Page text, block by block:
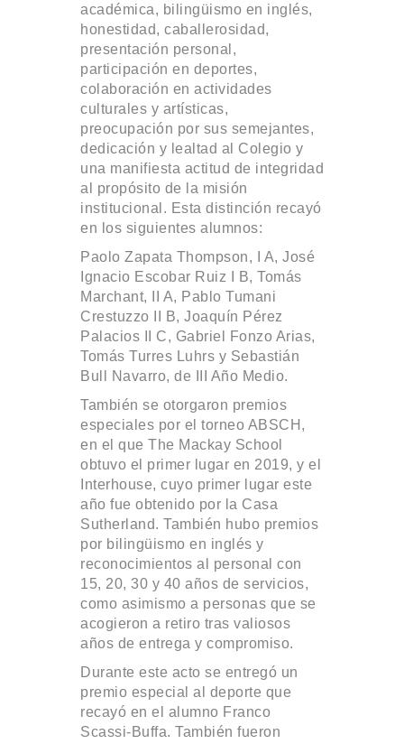
académica, bilingüismo en inglés,
honestidad, caballerosidad,
presentación personal,
participación en deportes,
colaboración en actividades
culturales y artísticas,
preocupación por sus semejantes,
dedicación y lealtad al Colegio y
una manifiesta actitud de integridad
al propósito de la misión
institucional. Esta distinción recayó
en los siguientes alumnos:
Paolo Zapata Thompson, I A, José
Ignacio Escobar Ruiz I B, Tomás
Marchant, II A, Pablo Tumani
Crestuzzo II B, Joaquín Pérez
Palacios II C, Gabriel Fonzo Arias,
Tomás Turres Luhrs y Sebastián
Bull Navarro, de III Año Medio.
También se otorgaron premios
especiales por el torneo ABSCH,
en el que The Mackay School
obtuvo el primer lugar en 2019, y el
Interhouse, cuyo primer lugar este
año fue obtenido por la Casa
Sutherland. También hubo premios
por bilingüismo en inglés y
reconocimientos al personal con
15, 20, 30 y 40 años de servicios,
como asimismo a personas que se
acogieron a retiro tras valiosos
años de entrega y compromiso.
Durante este acto se entregó un
premio especial al deporte que
recayó en el alumno Franco
Scassi-Buffa. También fueron